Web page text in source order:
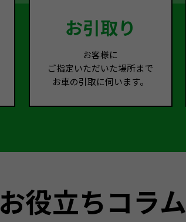
お引取り
お客様に
ご指定いただいた場所まで
お車の引取に伺います。
役立ちコラム